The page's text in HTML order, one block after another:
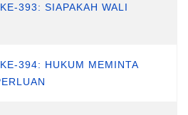
393: SIAPAKAH WALI
394: HUKUM MEMINTA